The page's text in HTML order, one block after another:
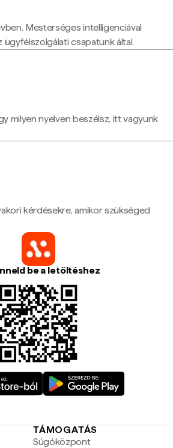
Mesterséges intelligenciával
csapatunk által.
milyen nyelven beszélsz, itt vagyunk
kérdésekre, amikor szükséged
be a letöltéshez
TÁMOGATÁS
Súgóközpont